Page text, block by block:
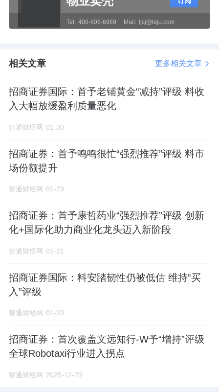
Tel: 400-606-6969 Mail: ljcj@leju.com
相关文章 更多相关文章
招商证券国际：首予老铺黄金“减持”评级 料收
入大幅放缓盈利质量恶化
智通财经网 01-30
招商证券：首予鸣鸣很忙“强烈推荐”评级 料市
场份额提升
智通财经网 01-29
招商证券：首予康哲药业“强烈推荐”评级 创新
化+国际化助力商业化龙头迈入新阶段
智通财经网 01-21
招商证券国际：料安踏韧性仍被低估 维持“买
入”评级
智通财经网 01-20
招商证券：首次覆盖文远知行-W予“增持”评级
全球Robotaxi行业进入拐点
智通财经网 2025-12-29